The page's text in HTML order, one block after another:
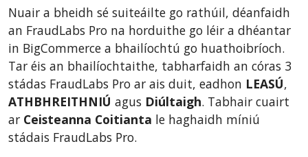
Nuair a bheidh sé suiteáilte go rathúil, déanfaidh
an FraudLabs Pro na horduithe go léir a dhéantar
in BigCommerce a bhailíochtú go huathoibríoch.
Tar éis an bhailíochtaithe, tabharfaidh an córas 3
stádas FraudLabs Pro ar ais duit, eadhon LEASÚ,
ATHBHREITHNIÚ agus Diúltaigh. Tabhair cuairt
ar Ceisteanna Coitianta le haghaidh míniú
stádais FraudLabs Pro.